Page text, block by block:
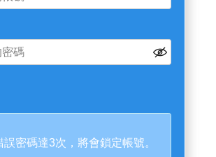
誤密碼達3次，將會鎖定帳號。